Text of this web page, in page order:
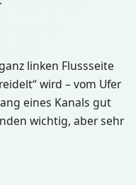
linken Flussseite
wird – vom Ufer
eines Kanals gut
wichtig, aber sehr